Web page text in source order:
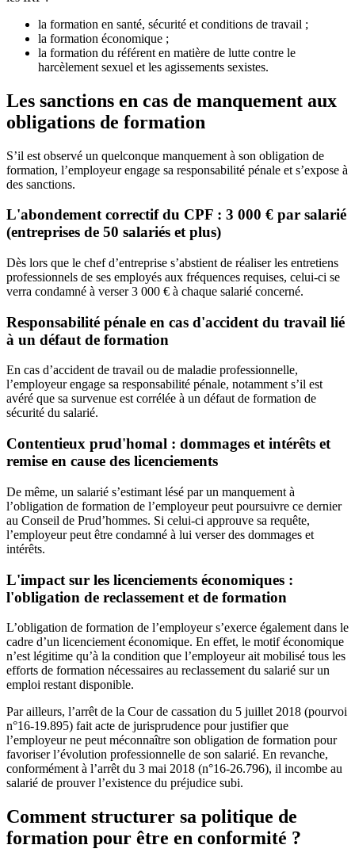
la formation en santé, sécurité et conditions de travail ;
la formation économique ;
la formation du référent en matière de lutte contre le
harcèlement sexuel et les agissements sexistes.
Les sanctions en cas de manquement aux
obligations de formation
S’il est observé un quelconque manquement à son obligation de
formation, l’employeur engage sa responsabilité pénale et s’expose à
des sanctions.
L'abondement correctif du CPF : 3 000 € par salarié
(entreprises de 50 salariés et plus)
Dès lors que le chef d’entreprise s’abstient de réaliser les entretiens
professionnels de ses employés aux fréquences requises, celui-ci se
verra condamné à verser 3 000 € à chaque salarié concerné.
Responsabilité pénale en cas d'accident du travail lié
à un défaut de formation
En cas d’accident de travail ou de maladie professionnelle,
l’employeur engage sa responsabilité pénale, notamment s’il est
avéré que sa survenue est corrélée à un défaut de formation de
sécurité du salarié.
Contentieux prud'homal : dommages et intérêts et
remise en cause des licenciements
De même, un salarié s’estimant lésé par un manquement à
l’obligation de formation de l’employeur peut poursuivre ce dernier
au Conseil de Prud’hommes. Si celui-ci approuve sa requête,
l’employeur peut être condamné à lui verser des dommages et
intérêts.
L'impact sur les licenciements économiques :
l'obligation de reclassement et de formation
L’obligation de formation de l’employeur s’exerce également dans le
cadre d’un licenciement économique. En effet, le motif économique
n’est légitime qu’à la condition que l’employeur ait mobilisé tous les
efforts de formation nécessaires au reclassement du salarié sur un
emploi restant disponible.
Par ailleurs, l’arrêt de la Cour de cassation du 5 juillet 2018 (pourvoi
n°16-19.895) fait acte de jurisprudence pour justifier que
l’employeur ne peut méconnaître son obligation de formation pour
favoriser l’évolution professionnelle de son salarié. En revanche,
conformément à l’arrêt du 3 mai 2018 (n°16-26.796), il incombe au
salarié de prouver l’existence du préjudice subi.
Comment structurer sa politique de
formation pour être en conformité ?